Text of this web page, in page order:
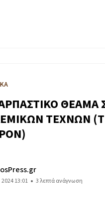
ΘΕΑΜΑ
ΤΕΧΝΩΝ
2024 13:01 3 λεπτά ανάγνωση